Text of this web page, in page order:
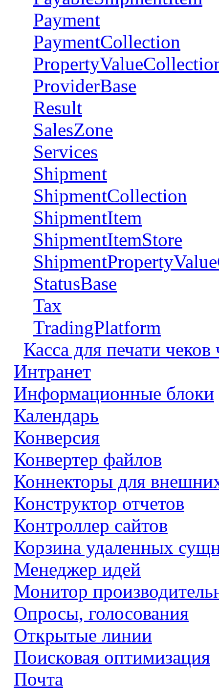
Payment
PaymentCollection
ProviderBase
Result
SalesZone
Services
Shipment
ShipmentCollection
ShipmentItem
ShipmentItemStore
StatusBase
Tax
TradingPlatform
Касса для печати
Интранет
Информационные блоки
Календарь
Конверсия
Конвертер файлов
Коннекторы для
Конструктор отчетов
Контроллер сайтов
Корзина удаленных
Менеджер идей
Монитор
Опросы, голосования
Открытые линии
Поисковая оптимизация
Почта